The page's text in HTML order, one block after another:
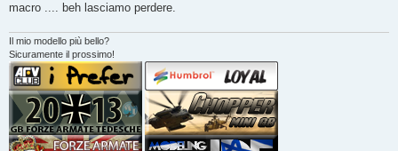
macro .... beh lasciamo perdere.
Il mio modello più bello?
Sicuramente il prossimo!